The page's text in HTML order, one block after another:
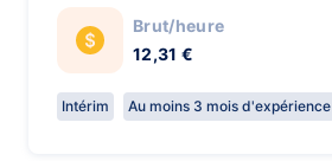
Brut/heure
12,31 €
Intérim Au moins 3 mois d'expérience